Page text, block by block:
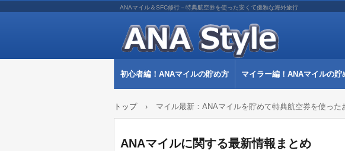
ANAマイル＆SFC修行－特典航空券を使った安くて優雅な海外旅行
初心者編！ANAマイルの貯め方 マイラー編！ANAマイルの貯
トップ › マイル最新：ANAマイルを貯めて特典航空券を使った
ANAマイルに関する最新情報まとめ